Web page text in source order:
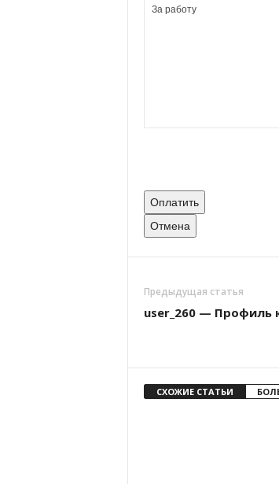
Оплатить
Отмена
Предыдущая статья
user_260 — Профиль
СХОЖИЕ СТАТЬИ